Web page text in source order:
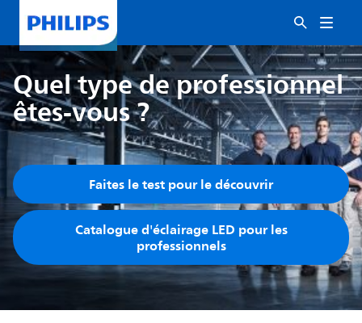
Quel type de professionnel
êtes-vous ?
Faites le test pour le découvrir
Catalogue d'éclairage LED pour les
professionnels